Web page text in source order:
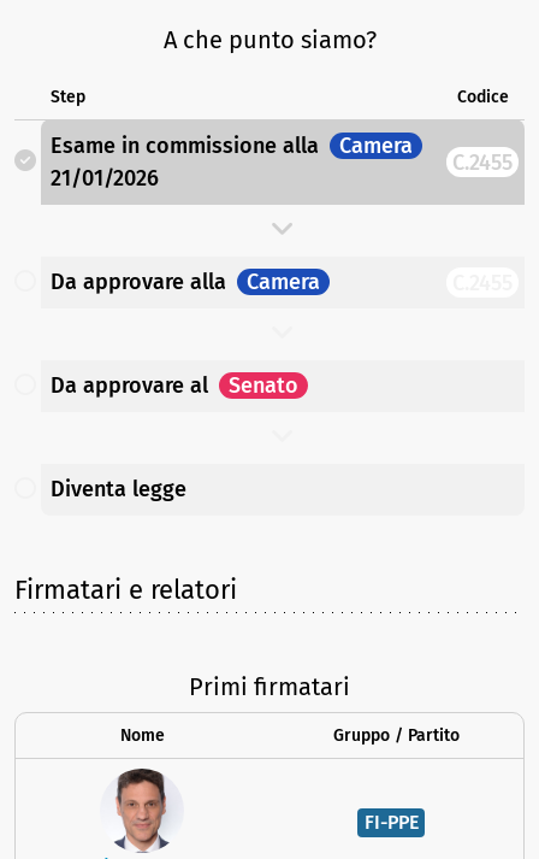
A che punto siamo?
Step Codice
Esame in commissione alla
Camera
21/01/2026
C.2455
Da approvare alla Camera
Da approvare al Senato
Diventa legge
Firmatari e relatori
Primi firmatari
Nome Gruppo / Partito
FI-PPE